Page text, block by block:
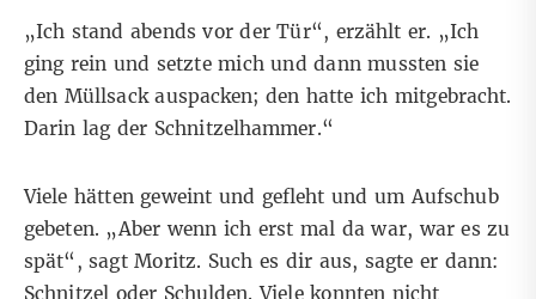
„Ich stand abends vor der Tür“, erzählt er. „Ich
ging rein und setzte mich und dann mussten sie
den Müllsack auspacken; den hatte ich mitgebracht.
Darin lag der Schnitzelhammer.“
Viele hätten geweint und gefleht und um Aufschub
gebeten. „Aber wenn ich erst mal da war, war es zu
spät“, sagt Moritz. Such es dir aus, sagte er dann:
Schnitzel oder Schulden. Viele konnten nicht